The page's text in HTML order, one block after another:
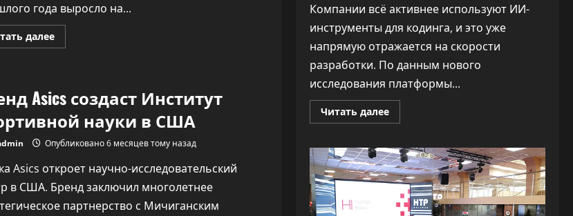
года выросло на...
далееПрочитать
больше
бизнес
в
увеличили
закупки
VPN-
сервисов
чем
на
18%
Asics создаст Институт
науки в США
Опубликовано 6 месяцев тому назад
Asics откроет научно-исследовательский
в США. Бренд заключил многолетнее
партнерство с Мичиганским
Компании всё активнее используют ИИ-
инструменты для кодинга, и это уже
напрямую отражается на скорости
разработки. По данным нового
исследования платформы...
Читать далееПрочитать
больше
ракета».
ИИ
почти
удвоил
скорость
разработки
софта,